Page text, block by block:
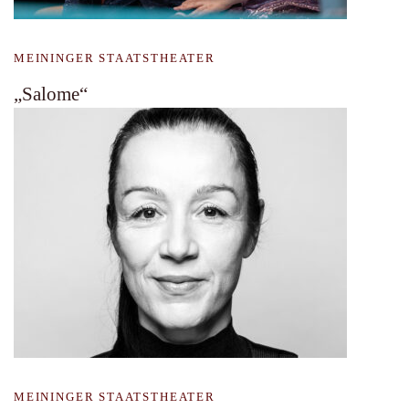
MEININGER STAATSTHEATER
„Salome“
MEININGER STAATSTHEATER